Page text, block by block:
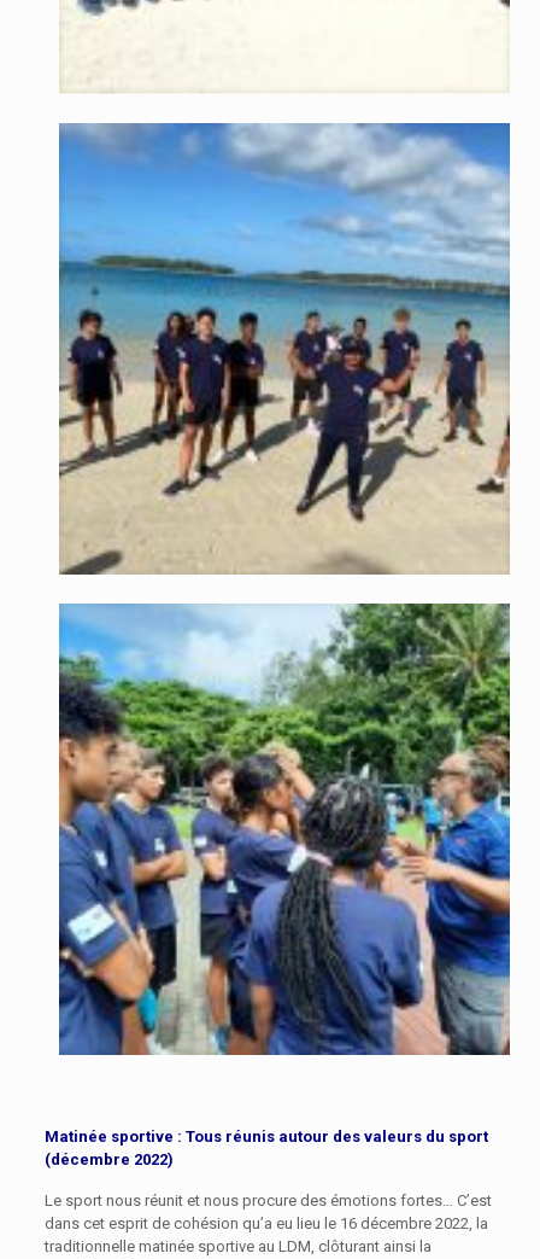
Matinée sportive : Tous réunis autour des valeurs du sport
(décembre 2022)
Le sport nous réunit et nous procure des émotions fortes… C’est
dans cet esprit de cohésion qu’a eu lieu le 16 décembre 2022, la
traditionnelle matinée sportive au LDM, clôturant ainsi la